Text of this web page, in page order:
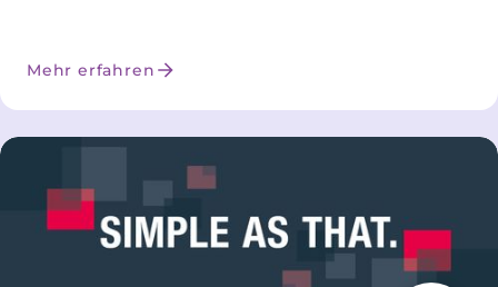
Mehr erfahren